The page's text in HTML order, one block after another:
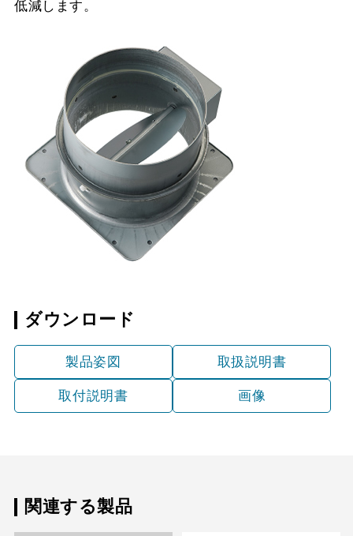
MP-753 BK
MP-753 W
MP-753 SI ¥7,370（税抜価格 ￥
YMP20-345 W
YMP30-345 BK ¥3,300（税抜価格 ￥
YMP30-345 W ¥3,300（税抜価格 ￥
YMP30-345 SI ¥5,170（税抜価格 ￥
低減します。
ダウンロード
製品姿図 取扱説明書
取付説明書 画像
関連する製品